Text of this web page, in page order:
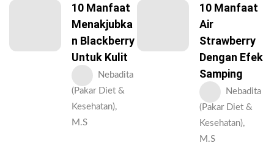
10 Manfaat
Menakjubka
N Blackberry
Untuk Kulit
Nebadita
(Pakar Diet &
Kesehatan),
M.S
10 Manfaat
Air
Strawberry
Dengan Efek
Samping
Nebadita
(Pakar Diet &
Kesehatan),
M.S